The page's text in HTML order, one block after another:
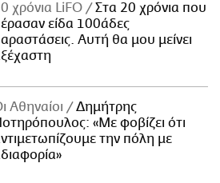
χρόνια LiFO
Στα 20 χρόνια που
είδα 100άδες
Αυτή θα μου μείνει
Αθηναίοι
Δημήτρης
«Με φοβίζει ότι
την πόλη με